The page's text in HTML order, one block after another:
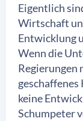
Eigentlich
Wirtschaft
Entwicklung
Wenn die
Regierungen
keine
Schumpeter